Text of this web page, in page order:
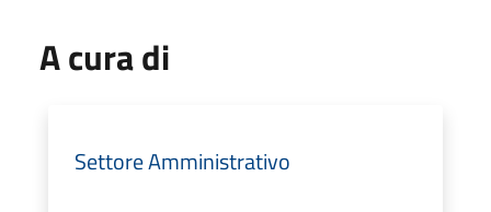
A cura di
Settore Amministrativo